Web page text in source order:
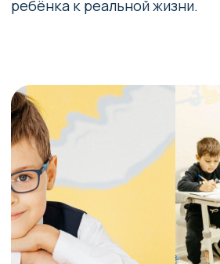
Особое внимание мы уделяем развитию
критического мышления, креативности,
финансовой грамотности, тайм-
менеджмента.
Забота о родителях
Развитие soft skills
Развиваем эмоциональный интеллект,
успешность — основанную на умении
понимать свои эмоции и управлять ими.